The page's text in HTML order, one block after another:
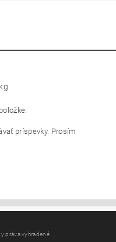
príspevky. Prosím
práva vyhradené